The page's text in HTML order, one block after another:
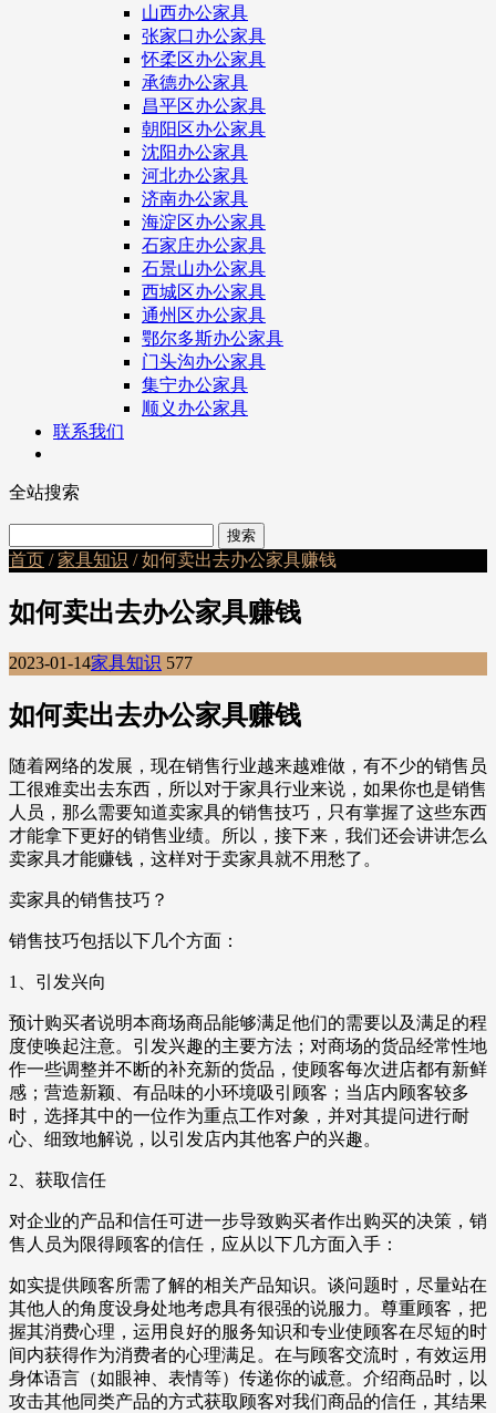
山西办公家具
张家口办公家具
怀柔区办公家具
承德办公家具
昌平区办公家具
朝阳区办公家具
沈阳办公家具
河北办公家具
济南办公家具
海淀区办公家具
石家庄办公家具
石景山办公家具
西城区办公家具
通州区办公家具
鄂尔多斯办公家具
门头沟办公家具
集宁办公家具
顺义办公家具
联系我们
全站搜索
首页 /家具知识 / 如何卖出去办公家具赚钱
如何卖出去办公家具赚钱
2023-01-14家具知识 577
如何卖出去办公家具赚钱
随着网络的发展，现在销售行业越来越难做，有不少的销售员
工很难卖出去东西，所以对于家具行业来说，如果你也是销售
人员，那么需要知道卖家具的销售技巧，只有掌握了这些东西
才能拿下更好的销售业绩。所以，接下来，我们还会讲讲怎么
卖家具才能赚钱，这样对于卖家具就不用愁了。
卖家具的销售技巧？
销售技巧包括以下几个方面：
1、引发兴向
预计购买者说明本商场商品能够满足他们的需要以及满足的程
度使唤起注意。引发兴趣的主要方法；对商场的货品经常性地
作一些调整并不断的补充新的货品，使顾客每次进店都有新鲜
感；营造新颖、有品味的小环境吸引顾客；当店内顾客较多
时，选择其中的一位作为重点工作对象，并对其提问进行耐
心、细致地解说，以引发店内其他客户的兴趣。
2、获取信任
对企业的产品和信任可进一步导致购买者作出购买的决策，销
售人员为限得顾客的信任，应从以下几方面入手：
如实提供顾客所需了解的相关产品知识。谈问题时，尽量站在
其他人的角度设身处地考虑具有很强的说服力。尊重顾客，把
握其消费心理，运用良好的服务知识和专业使顾客在尽短的时
间内获得作为消费者的心理满足。在与顾客交流时，有效运用
身体语言（如眼神、表情等）传递你的诚意。介绍商品时，以
攻击其他同类产品的方式获取顾客对我们商品的信任，其结果